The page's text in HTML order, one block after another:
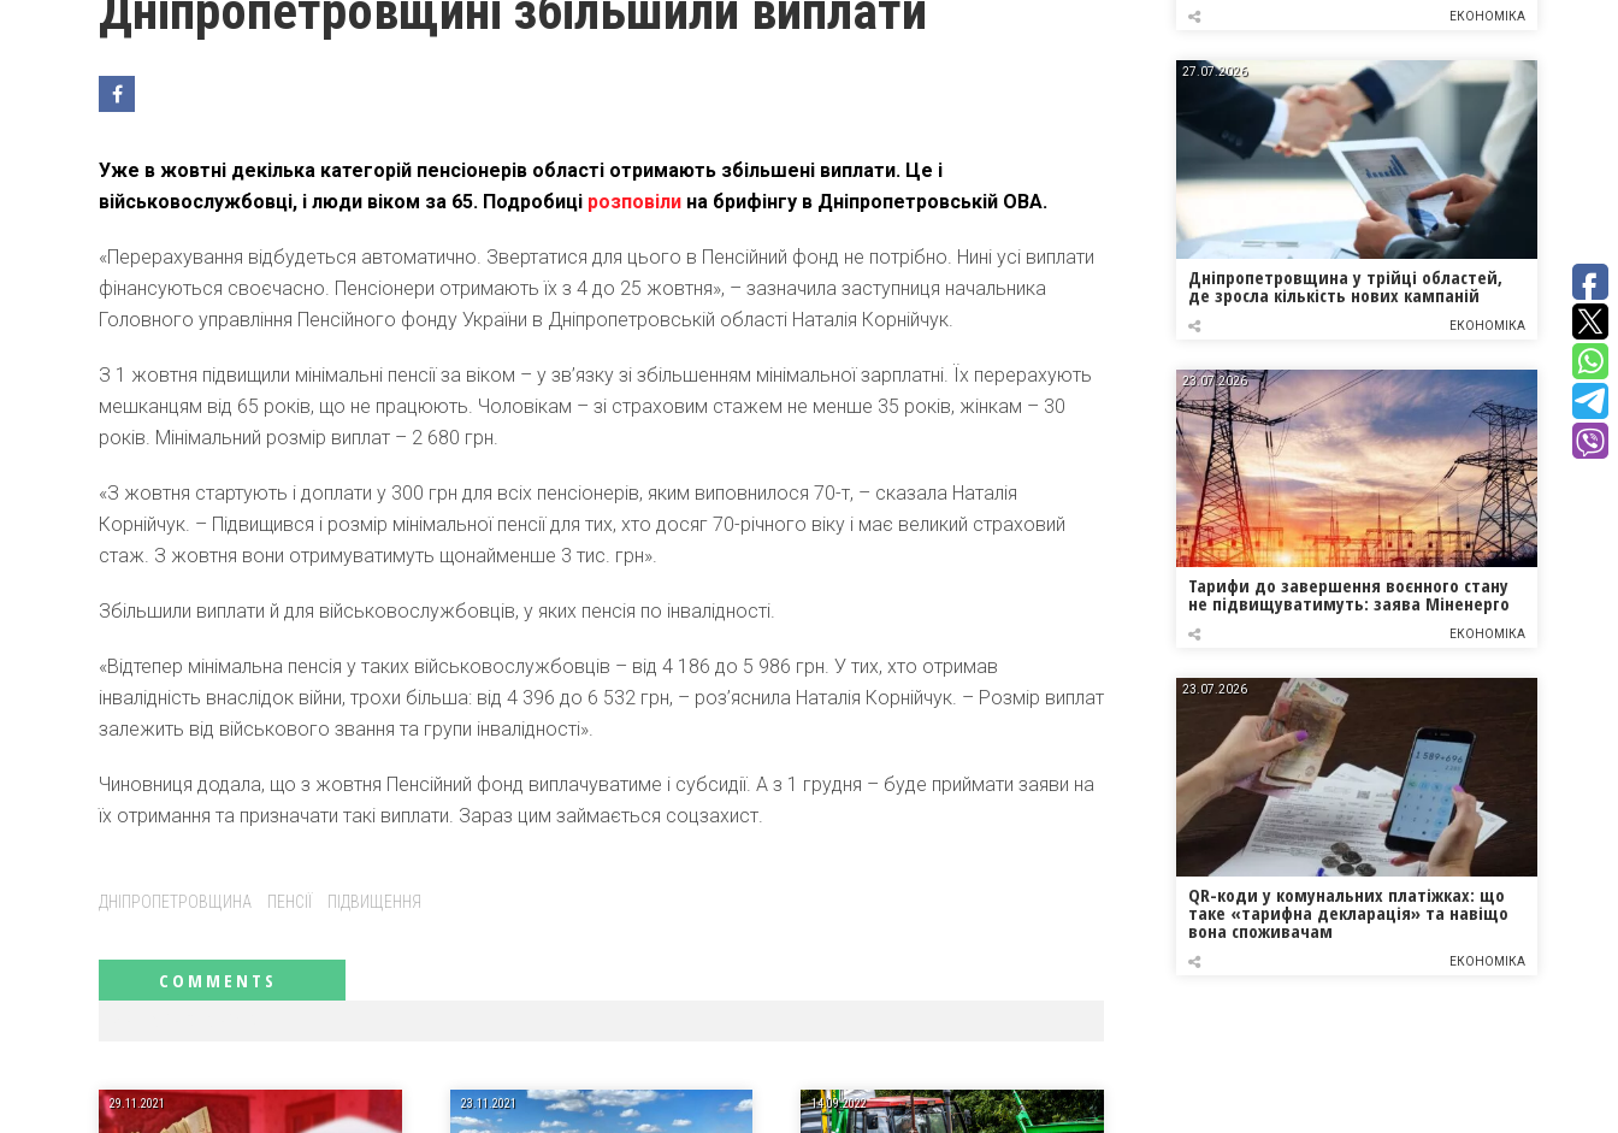
Уже в жовтні декілька категорій пенсіонерів області отримають збільшені виплати. Це і
військовослужбовці, і люди віком за 65. Подробиці розповіли на брифінгу в Дніпропетровській ОВА.
«Перерахування відбудеться автоматично. Звертатися для цього в Пенсійний фонд не потрібно. Нині усі виплати
фінансуються своєчасно. Пенсіонери отримають їх з 4 до 25 жовтня», – зазначила заступниця начальника
Головного управління Пенсійного фонду України в Дніпропетровській області Наталія Корнійчук.
З 1 жовтня підвищили мінімальні пенсії за віком – у зв’язку зі збільшенням мінімальної зарплатні. Їх перерахують
мешканцям від 65 років, що не працюють. Чоловікам – зі страховим стажем не менше 35 років, жінкам – 30
років. Мінімальний розмір виплат – 2 680 грн.
«З жовтня стартують і доплати у 300 грн для всіх пенсіонерів, яким виповнилося 70-т, – сказала Наталія
Корнійчук. – Підвищився і розмір мінімальної пенсії для тих, хто досяг 70-річного віку і має великий страховий
стаж. З жовтня вони отримуватимуть щонайменше 3 тис. грн».
Збільшили виплати й для військовослужбовців, у яких пенсія по інвалідності.
«Відтепер мінімальна пенсія у таких військовослужбовців – від 4 186 до 5 986 грн. У тих, хто отримав
інвалідність внаслідок війни, трохи більша: від 4 396 до 6 532 грн, – роз’яснила Наталія Корнійчук. – Розмір виплат
залежить від військового звання та групи інвалідності».
Чиновниця додала, що з жовтня Пенсійний фонд виплачуватиме і субсидії. А з 1 грудня – буде приймати заяви на
їх отримання та призначати такі виплати. Зараз цим займається соцзахист.
Tags:
ДНІПРОПЕТРОВЩИНА ПЕНСІЇ ПІДВИЩЕННЯ
29.11.2021 23.11.2021 14.09.2022
ЕКОНОМІКА
27.07.2026
Дніпропетровщина у трійці областей,
де зросла кількість нових кампаній
ЕКОНОМІКА
23.07.2026
Тарифи до завершення воєнного стану
не підвищуватимуть: заява Міненерго
ЕКОНОМІКА
23.07.2026
QR-коди у комунальних платіжках: що
таке «тарифна декларація» та навіщо
вона споживачам
ЕКОНОМІКА